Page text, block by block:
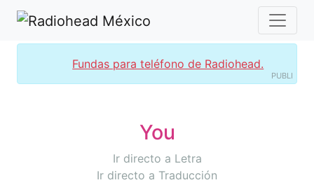
Fundas para teléfono de Radiohead.
PUBLI
You
Ir directo a Letra
Ir directo a Traducción